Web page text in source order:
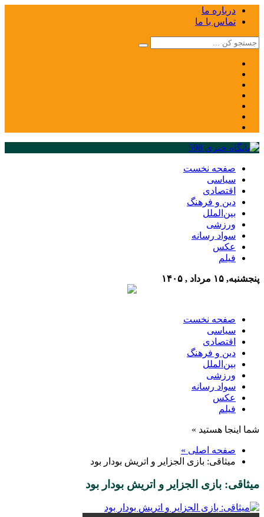
درباره ما
تماس با ما
صفحه نخست
سیاسی
اقتصادی
دین و فرهنگ
بین‌الملل
ورزشی
سواد رسانه
عکس
فیلم
پنجشنبه, ۱۵ مرداد , ۱۴۰۵
صفحه نخست
سیاسی
اقتصادی
دین و فرهنگ
بین‌الملل
ورزشی
سواد رسانه
عکس
فیلم
شما اینجا هستید »
صفحه اصلی »
میثاقی: بازی الجزایر و اتریش بودار بود
میثاقی: بازی الجزایر و اتریش بودار بود